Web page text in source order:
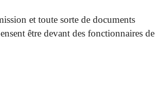
et toute sorte de documents
être devant des fonctionnaires de